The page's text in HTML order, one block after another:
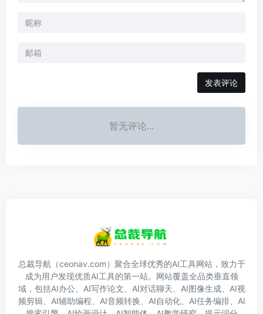
发表评论
暂无评论...
总裁导航（ceonav.com）聚合全球优秀的AI工具网站，致力于
成为用户发现优质AI工具的第一站。网站覆盖全品类垂直领
域，包括AI办公、AI写作论文、AI对话聊天、AI图像生成、AI视
频剪辑、AI辅助编程、AI音频转换、AI自动化、AI任务编排、AI